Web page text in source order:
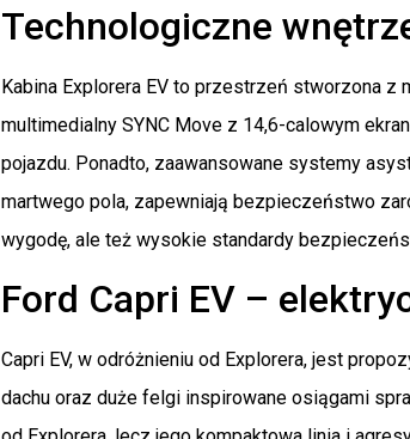
Technologiczne
Kabina Explorera EV to przestrzeń stworzona
multimedialny SYNC Move z 14,6-calowym
pojazdu. Ponadto, zaawansowane systemy
martwego pola, zapewniają bezpieczeństwo
wygodę, ale też wysokie standardy
Ford Capri EV –
Capri EV, w odróżnieniu od Explorera, jest
dachu oraz duże felgi inspirowane osiągami